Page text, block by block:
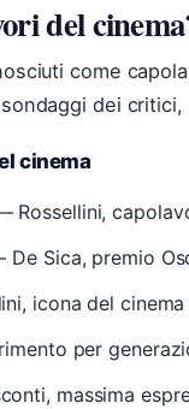
del
come
dei
cinema
Rossellini,
Sica, premio
icona del
per
massima